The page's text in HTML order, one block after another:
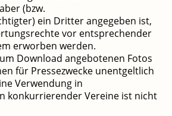
(bzw.
ein Dritter angegeben ist,
vor entsprechender
erworben werden.
Download angebotenen Fotos
für Pressezwecke unentgeltlich
Verwendung in
konkurrierender Vereine ist nicht